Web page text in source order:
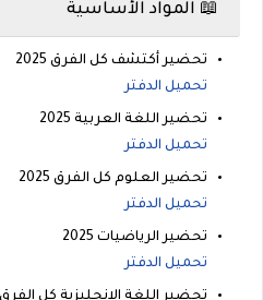
📖 المواد الأساسية
تحضير أكتشف كل الفرق 2025
تحميل الدفتر
تحضير اللغة العربية 2025
تحميل الدفتر
تحضير العلوم كل الفرق 2025
تحميل الدفتر
تحضير الرياضيات 2025
تحميل الدفتر
تحضير اللغة الإنجليزية كل الفرق 2025